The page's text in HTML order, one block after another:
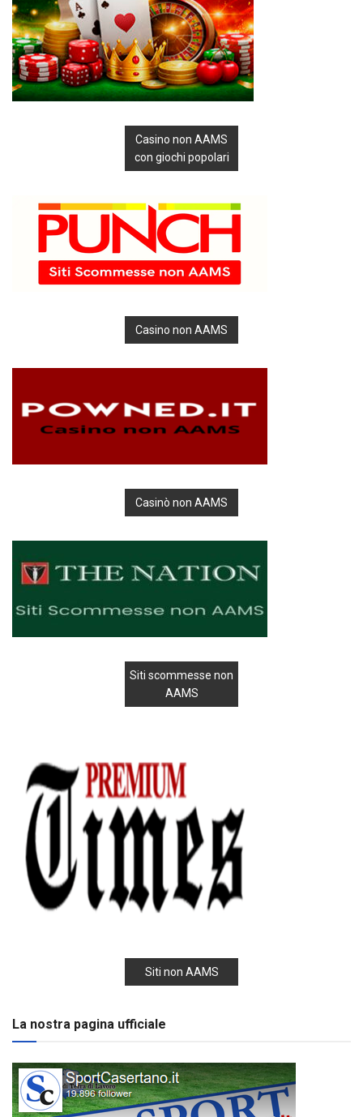
Casino non AAMS
con giochi popolari
Casino non AAMS
Casinò non AAMS
Siti scommesse non
AAMS
Siti non AAMS
La nostra pagina ufficiale